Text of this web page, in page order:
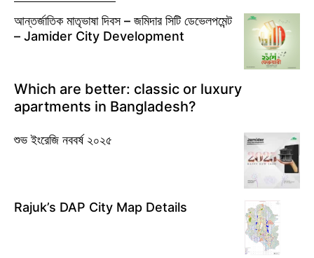
আন্তর্জাতিক মাতৃভাষা দিবস – জমিদার সিটি ডেভেলপমেন্ট
– Jamider City Development
Which are better: classic or luxury
apartments in Bangladesh?
শুভ ইংরেজি নববর্ষ ২০২৫
Rajuk’s DAP City Map Details